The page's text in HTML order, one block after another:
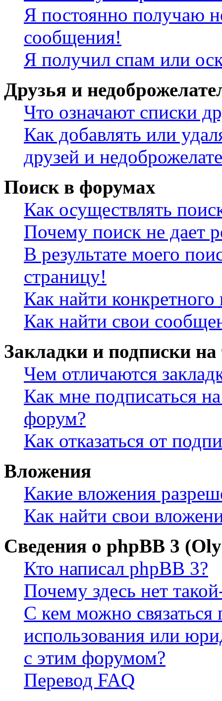
Я постоянно получаю
сообщения!
Я получил спам или
Друзья и
Что означают списки
Как добавлять или
друзей и
Поиск в форумах
Как осуществлять
Почему поиск не дает
В результате моего
страницу!
Как найти конкретного
Как найти свои
Закладки и подписки
Чем отличаются
Как мне подписаться
форум?
Как отказаться от
Вложения
Какие вложения
Как найти свои
Сведения о phpBB 3
Кто написал phpBB 3?
Почему здесь нет
С кем можно связаться
использования или
с этим форумом?
Перевод FAQ